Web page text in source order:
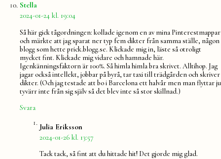
Stella
2024-01-24 kl. 19:04
Så här gick tågordningen: kollade igenom en av mina Pinterestmappar
och märkte att jag sparat ner typ fem dikter från samma ställe, någon
blogg som hette prick.blogg.se. Klickade mig in, läste så otroligt
mycket fint. Klickade mig vidare och hamnade här.
Igenkänningsfaktorn är 100%. Så himla himla bra skrivet. Alltihop. Jag
jagar också intellekt, jobbar på byrå, tar taxi till trädgården och skriver
dikter. (Och jag testade att bo i Barcelona ett halvår men man flyttar ju
tyvärr inte från sig själv så det blev inte så stor skillnad.)
Svara
Julia Eriksson
2024-01-26 kl. 13:57
Tack tack, så fint att du hittade hit! Det gjorde mig glad.